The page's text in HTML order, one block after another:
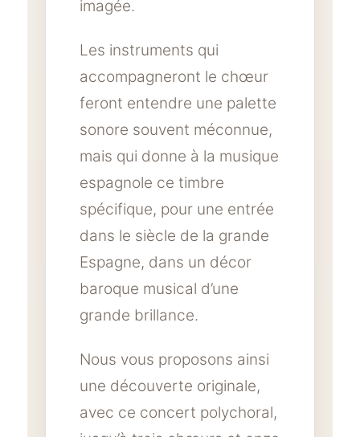
imagée.
Les instruments qui
accompagneront le chœur
feront entendre une palette
sonore souvent méconnue,
mais qui donne à la musique
espagnole ce timbre
spécifique, pour une entrée
dans le siècle de la grande
Espagne, dans un décor
baroque musical d’une
grande brillance.
Nous vous proposons ainsi
une découverte originale,
avec ce concert polychoral,